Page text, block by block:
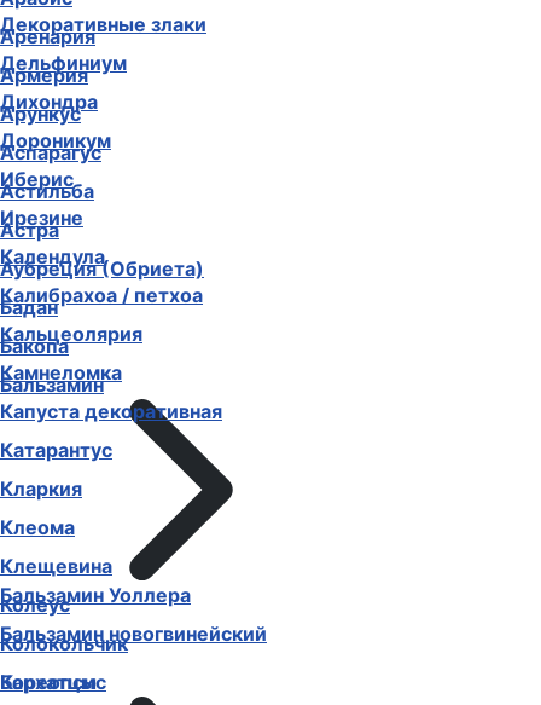
Аренария
Армерия
Арункус
Аспарагус
Астильба
Астра
Аубреция (Обриета)
Бадан
Бакопа
Бальзамин
Бальзамин Уоллера
Бальзамин новогвинейский
Бархатцы
Декоративные злаки
Дельфиниум
Дихондра
Дороникум
Иберис
Ирезине
Календула
Калибрахоа / петхоа
Кальцеолярия
Камнеломка
Капуста декоративная
Катарантус
Кларкия
Клеома
Клещевина
Колеус
Колокольчик
Кореопсис